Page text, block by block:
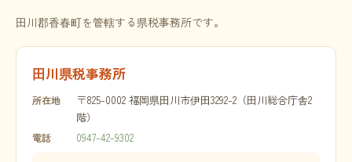
田川郡香春町を管轄する県税事務所です。
田川県税事務所
所在地
〒825-0002 福岡県田川市伊田3292-2（田川総合庁舎2
階）
電話 0947-42-9302